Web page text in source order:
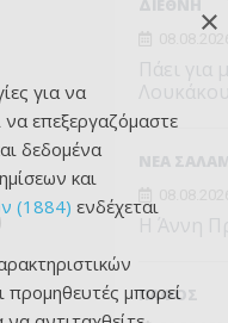
Πάει
ΝΕΑ
Η Άννη
ΠΑΦΟΣ
×
για να
επεξεργαζόμαστε
δεδομένα
και
(1884) ενδέχεται
προμηθευτές μπορεί